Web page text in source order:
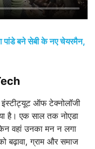
बने सेबी के नए चेयरमैन,
ऑफ टेक्नोलॉजी
है। एक साल तक नोएडा
वहां उनका मन न लगा
बढ़ावा, ग्राम और समाज